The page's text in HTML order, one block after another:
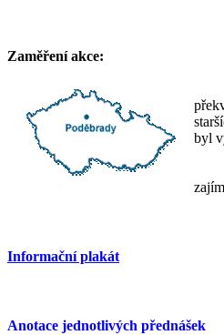
Zaměření akce:
byl
Informační plakát
Anotace jednotlivých přednášek